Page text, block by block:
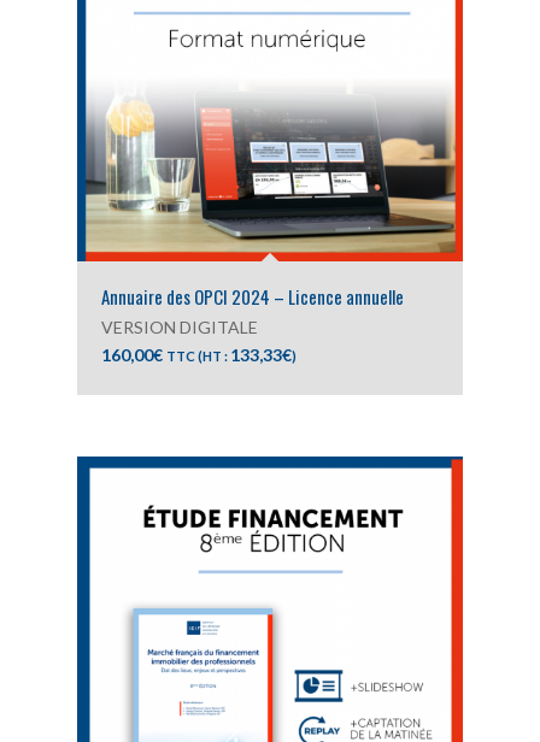
Annuaire des OPCI 2024 – Licence annuelle
VERSION DIGITALE
160,00€ TTC (HT : 133,33€)